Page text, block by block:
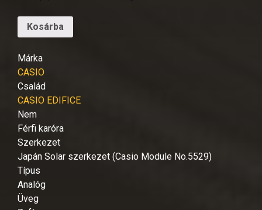
Kosárba
Márka
CASIO
Család
CASIO EDIFICE
Nem
Férfi karóra
Szerkezet
Japán Solar szerkezet (Casio Module No.5529)
Típus
Analóg
Üveg